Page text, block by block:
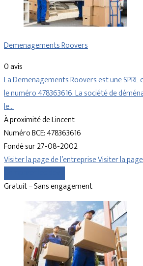
Demenagements Roovers
0 avis
La Demenagements Roovers est une SPRL
le numéro 478363616. La société de
le…
À proximité de Lincent
Numéro BCE: 478363616
Fondé sur 27-08-2002
Visiter la page de l’entrepriseVisiter la
Gratuit – Sans engagement